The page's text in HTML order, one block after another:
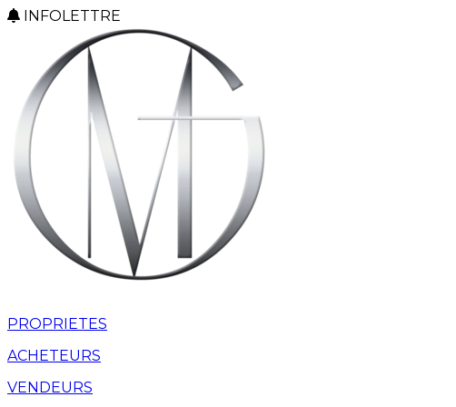
INFOLETTRE
PROPRIETES
ACHETEURS
VENDEURS